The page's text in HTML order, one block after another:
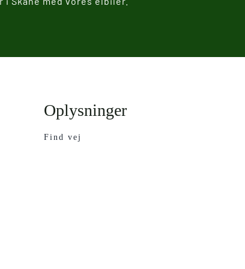
Oplysninger
Find vej